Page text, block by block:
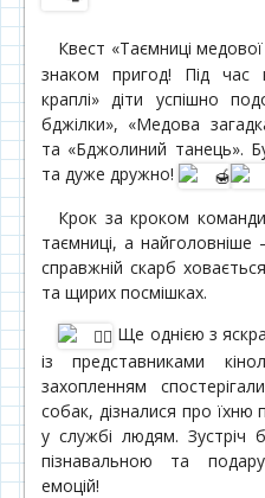
Квест «Таємниці медової
знаком пригод! Під час
краплі» діти успішно
бджілки», «Медова
та «Бджолиний танець».
та дуже дружно!
Крок за кроком
таємниці, а
справжній скарб
та щирих посмішках.
Ще однією з
із представниками
захопленням
собак, дізналися про їхню
у службі людям.
пізнавальною та
емоцій!